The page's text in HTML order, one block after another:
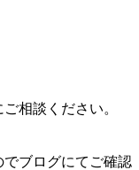
相談ください。
ブログにてご確認